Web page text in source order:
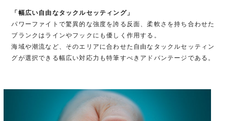
「幅広い自由なタックルセッティング」
パワーファイトで驚異的な強度を誇る反面、柔軟さを持ち合わせた
ブランクはラインやフックにも優しく作用する。
海域や潮流など、そのエリアに合わせた自由なタックルセッティン
グが選択できる幅広い対応力も特筆すべきアドバンテージである。